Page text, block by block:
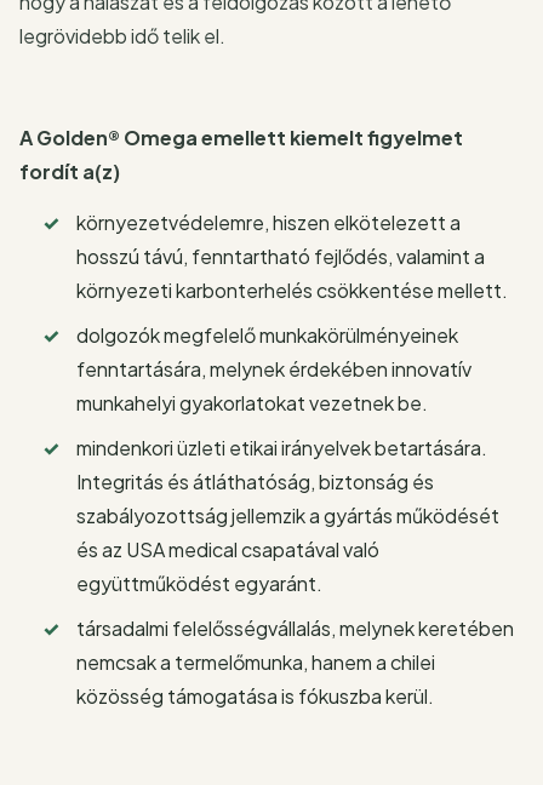
legrövidebb idő telik el.
A Golden® Omega emellett kiemelt figyelmet
fordít a(z)
környezetvédelemre, hiszen elkötelezett a
hosszú távú, fenntartható fejlődés, valamint a
környezeti karbonterhelés csökkentése mellett.
dolgozók megfelelő munkakörülményeinek
fenntartására, melynek érdekében innovatív
munkahelyi gyakorlatokat vezetnek be.
mindenkori üzleti etikai irányelvek betartására.
Integritás és átláthatóság, biztonság és
szabályozottság jellemzik a gyártás működését
és az USA medical csapatával való
együttműködést egyaránt.
társadalmi felelősségvállalás, melynek keretében
nemcsak a termelőmunka, hanem a chilei
közösség támogatása is fókuszba kerül.